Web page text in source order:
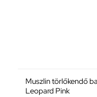
Muszlin törlőkendő
Leopard Pink